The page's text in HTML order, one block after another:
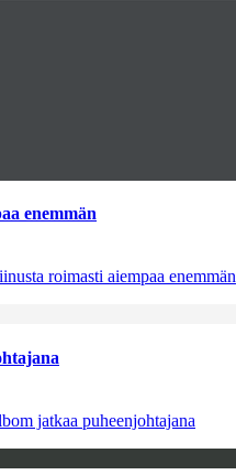
enemmän
roimasti aiempaa enemmän
jatkaa puheenjohtajana